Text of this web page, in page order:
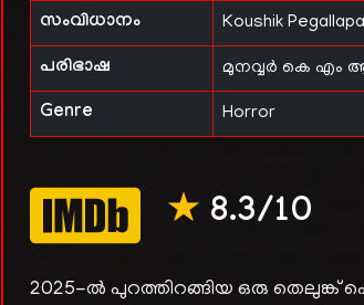
സംവിധാനം Koushik
പരിഭാഷ മുനവ്വർ കെ എം
Genre Horror
★ 8.3/10
2025-ൽ പുറത്തിറങ്ങിയ ഒരു തെലുങ്ക്